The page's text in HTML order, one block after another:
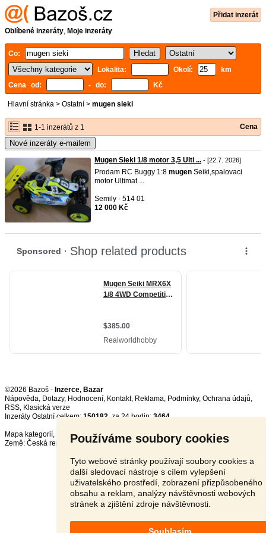
Používáme soubory cookies
Tyto webové stránky používají soubory cookies a
další sledovací nástroje s cílem vylepšení
uživatelského prostředí, zobrazení přizpůsobeného
obsahu a reklam, analýzy návštěvnosti webových
stránek a zjištění zdroje návštěvnosti.
Souhlasím
Přidat inzerát
Oblíbené inzeráty, Moje inzeráty
Co:
Lokalita:
Okolí:
km
Cena od:
- do: Kč
Hlavní stránka > Ostatní > mugen sieki
1-1 inzerátů z 1 Cena
Nové inzeráty e-mailem
Mugen Sieki 1/8 motor 3,5 Ulti ... - [22.7. 2026]
Prodam RC Buggy 1:8 mugen Seiki,spalovaci
motor Ultimat ...
Semily - 514 01
12 000 Kč
©2026 Bazoš - Inzerce, Bazar
Nápověda, Dotazy, Hodnocení, Kontakt, Reklama, Podmínky, Ochrana údajů,
RSS,
Inzeráty Ostatní celkem:150182, za 24 hodin:3464
Mapa kategorií,
Nejvyhledávanější výrazy
Země: Česká republika,Slovensko,Polsko,Rakousko